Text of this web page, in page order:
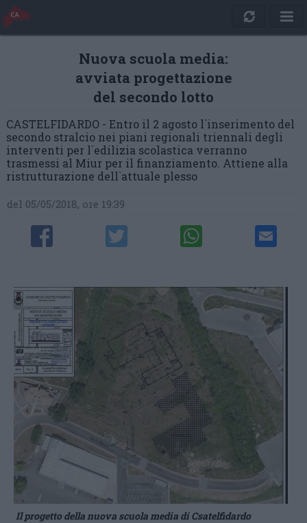
Nuova scuola media:
avviata progettazione
del secondo lotto
CASTELFIDARDO - Entro il 2 agosto l`inserimento del
secondo stralcio nei piani regionali triennali degli
interventi per l`edilizia scolastica verranno
trasmessi al Miur per il finanziamento. Attiene alla
ristrutturazione dell`attuale plesso
del 05/05/2018, ore 19:39
Il progetto della nuova scuola media di Csatelfidardo